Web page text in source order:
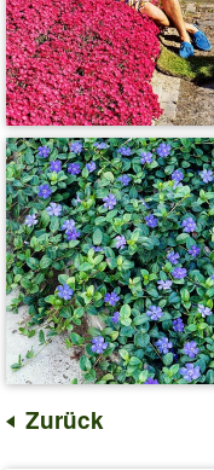
Zurück